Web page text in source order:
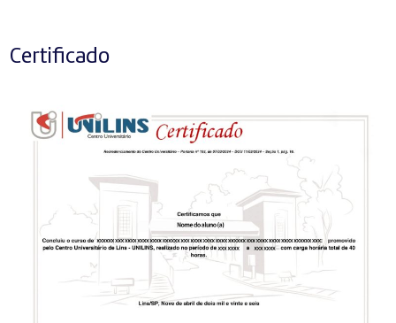
Certificado